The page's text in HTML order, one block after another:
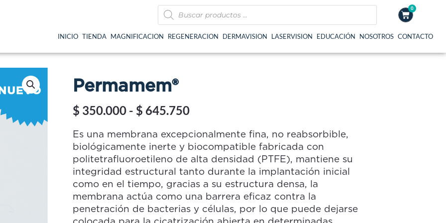
Búsqueda
de
productos
0
Cart
INICIO TIENDA MAGNIFICACION REGENERACION DERMAVISION LASERVISION EDUCACIÓN NOSOTROS CONTACTO
Permamem®
$ 350.000 - $ 645.750Rango
precios:
desde
$ 350.000
hasta
$ 645.750
Es una membrana excepcionalmente fina, no reabsorbible,
biológicamente inerte y biocompatible fabricada con
politetrafluoroetileno de alta densidad (PTFE), mantiene su
integridad estructural tanto durante la implantación inicial
como en el tiempo, gracias a su estructura densa, la
membrana actúa como una barrera eficaz contra la
penetración de bacterias y células, por lo que puede dejarse